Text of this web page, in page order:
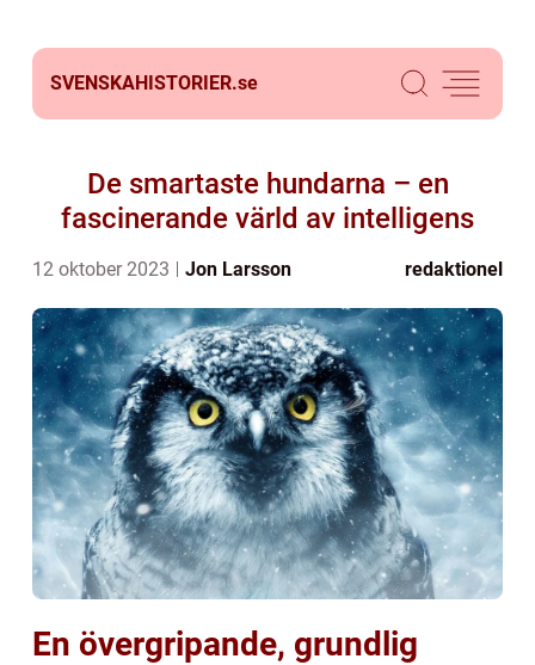
SVENSKAHISTORIER.se
De smartaste hundarna – en
fascinerande värld av intelligens
12 oktober 2023 Jon Larsson redaktionel
En övergripande, grundlig